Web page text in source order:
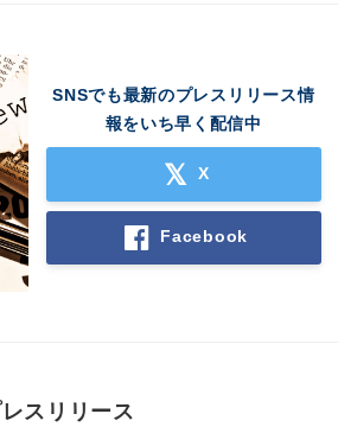
SNSでも最新のプレスリリース情
報をいち早く配信中
X
Facebook
スリリース